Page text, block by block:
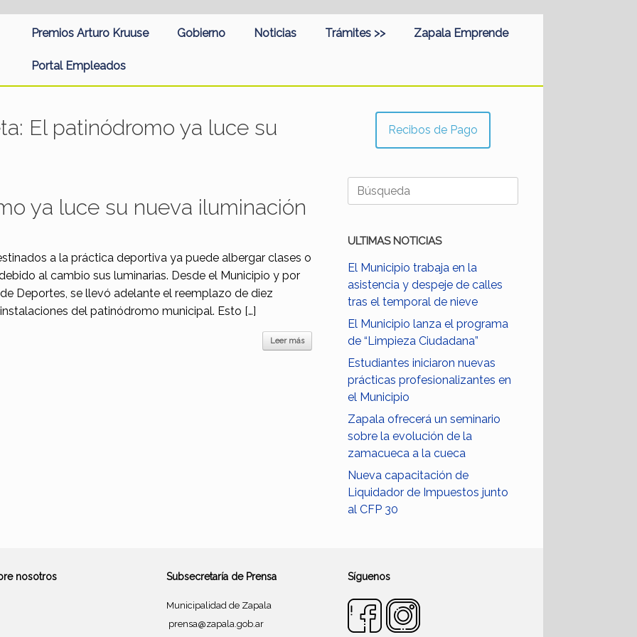
Premios Arturo Kruuse Gobierno Noticias Trámites >> Zapala Emprende
Portal Empleados
El patinódromo ya luce su
ya luce su nueva iluminación
a la práctica deportiva ya puede albergar clases o
al cambio sus luminarias. Desde el Municipio y por
Deportes, se llevó adelante el reemplazo de diez
del patinódromo municipal. Esto […]
Leer más
Recibos de Pago
Buscar:
ULTIMAS NOTICIAS
El Municipio trabaja en la
asistencia y despeje de calles
tras el temporal de nieve
El Municipio lanza el programa
de “Limpieza Ciudadana”
Estudiantes iniciaron nuevas
prácticas profesionalizantes en
el Municipio
Zapala ofrecerá un seminario
sobre la evolución de la
zamacueca a la cueca
Nueva capacitación de
Liquidador de Impuestos junto
al CFP 30
nosotros Subsecretaría de Prensa
Municipalidad de Zapala
prensa@zapala.gob.ar
Síguenos